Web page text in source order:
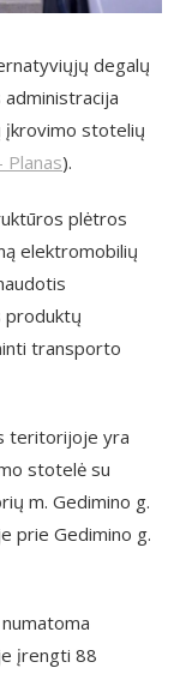
degalų
įkrovimo stotelių
Planas).
plėtros
elektromobilių
produktų
transporto
teritorijoje yra
stotelė su
m. Gedimino g.
prie Gedimino g.
įrengti 88